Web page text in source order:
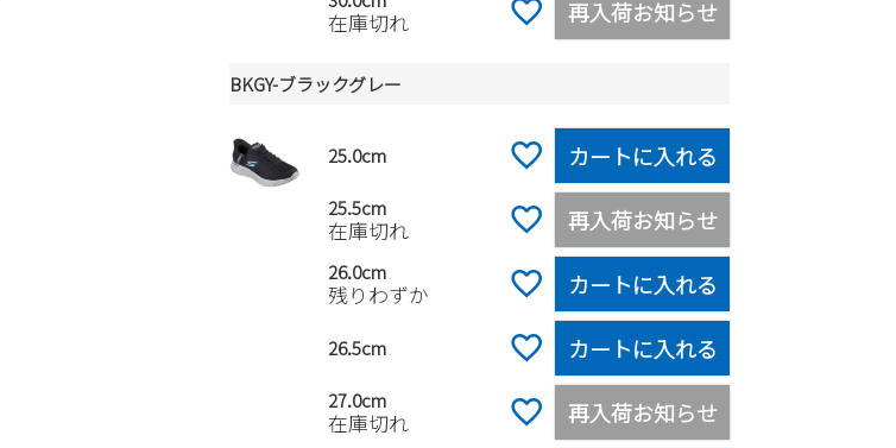
在庫切れ 再入荷お知らせ
BKGY-ブラックグレー
25.0cm カートに入れる
25.5cm
在庫切れ 再入荷お知らせ
26.0cm
残りわずか カートに入れる
26.5cm カートに入れる
27.0cm
在庫切れ 再入荷お知らせ